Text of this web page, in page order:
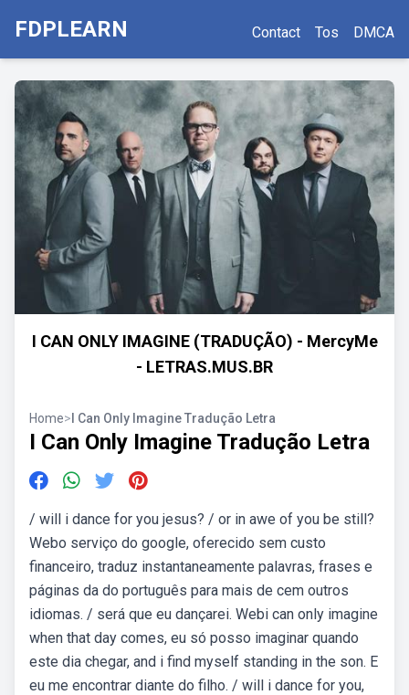
FDPLEARN Contact Tos DMCA
I CAN ONLY IMAGINE (TRADUÇÃO) - MercyMe
- LETRAS.MUS.BR
Home> I Can Only Imagine Tradução Letra
I Can Only Imagine Tradução Letra
/ will i dance for you jesus? / or in awe of you be still?
Webo serviço do google, oferecido sem custo
financeiro, traduz instantaneamente palavras, frases e
páginas da do português para mais de cem outros
idiomas. / será que eu dançarei. Webi can only imagine
when that day comes, eu só posso imaginar quando
este dia chegar, and i find myself standing in the son. E
eu me encontrar diante do filho. / will i dance for you,